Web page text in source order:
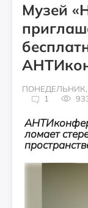
Музей
ПОНЕДЕЛЬНИК,
1
ломает